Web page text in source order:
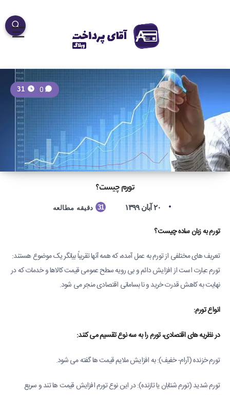
0
تورم چیست؟
۲۰ آبان ۱۳۹۹ 31 دقیقه مطالعه
تورم به زبان ساده چیست؟
تعریف های مختلفی از تورم به عمل آمده، که همه آنها تقریباً بیانگر یک موضوع هستند:
تورم عبارت است از افزایش دائم و بی رویه سطح عمومی قیمت کالاها و خدمات که در
نهایت به کاهش قدرت خرید و نا بسامانی اقتصادی منجر می شود.
انواع تورم:
در نظریه هاى اقتصادى، تورم را به سه نوع تقسیم مى کنند:
تورم خزنده (آرام- خفیف): به افزایش ملایم قیمت ها گفته می شود.
تورم شدید (تورم شتابان یا تازنده): در این نوع تورم افزایش قیمت ها تند و سریع